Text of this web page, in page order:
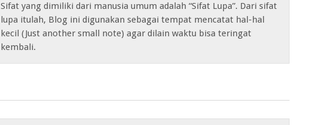
Sifat yang dimiliki dari manusia umum adalah “Sifat Lupa”. Dari sifat
lupa itulah, Blog ini digunakan sebagai tempat mencatat hal-hal
kecil (Just another small note) agar dilain waktu bisa teringat
kembali.